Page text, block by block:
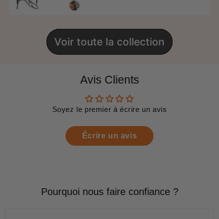
Voir toute la collection
Avis Clients
Soyez le premier à écrire un avis
Écrire un avis
Pourquoi nous faire confiance ?